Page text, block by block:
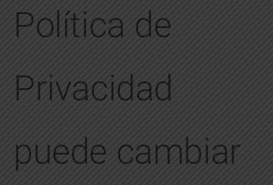
Política de
Privacidad
puede cambiar